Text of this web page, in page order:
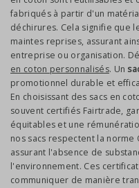
fabriqués à partir d'un
déchirures. Cela signifie que
maintes reprises, assurant
entreprise ou organisation.
en coton personnalisés. Un
promotionnel durable et
En choisissant des sacs en
souvent certifiés Fairtrade,
équitables et une
nos sacs respectent la norme
assurant l'absence de
l'environnement. Ces
communiquer de manière